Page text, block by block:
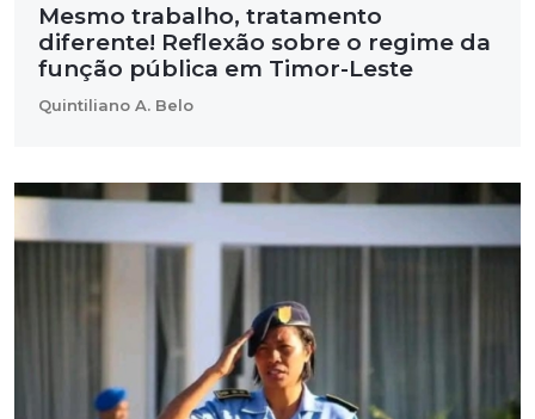
Mesmo trabalho, tratamento
diferente! Reflexão sobre o regime da
função pública em Timor-Leste
Quintiliano A. Belo